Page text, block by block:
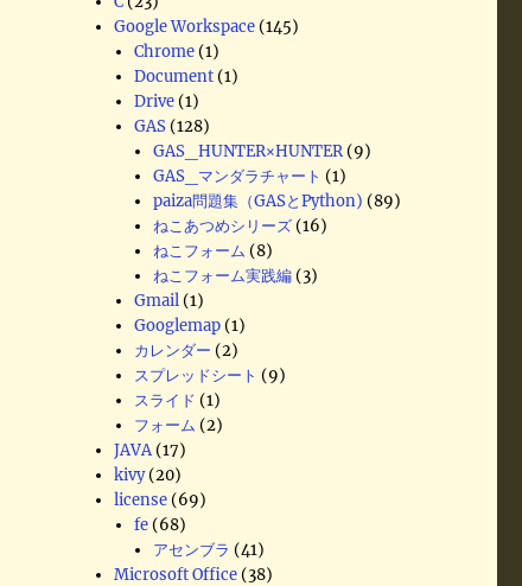
Google Workspace(145)
Chrome(1)
Document(1)
Drive(1)
GAS(128)
GAS_HUNTER×HUNTER(9)
GAS_マンダラチャート (1)
paiza問題集（GASとPython) (89)
ねこあつめシリーズ(16)
ねこフォーム (8)
ねこフォーム実践編(3)
Gmail(1)
Googlemap(1)
カレンダー (2)
スプレッドシート (9)
スライド (1)
フォーム (2)
JAVA(17)
kivy(20)
license(69)
fe(68)
アセンブラ (41)
Microsoft Office(38)